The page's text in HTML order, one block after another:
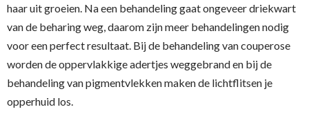
haar uit groeien. Na een behandeling gaat ongeveer driekwart
van de beharing weg, daarom zijn meer behandelingen nodig
voor een perfect resultaat. Bij de behandeling van couperose
worden de oppervlakkige adertjes weggebrand en bij de
behandeling van pigmentvlekken maken de lichtflitsen je
opperhuid los.